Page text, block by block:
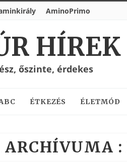
AminoPrimo
HÍREK
őszinte, érdekes
ÉTKEZÉS ÉLETMÓD
: